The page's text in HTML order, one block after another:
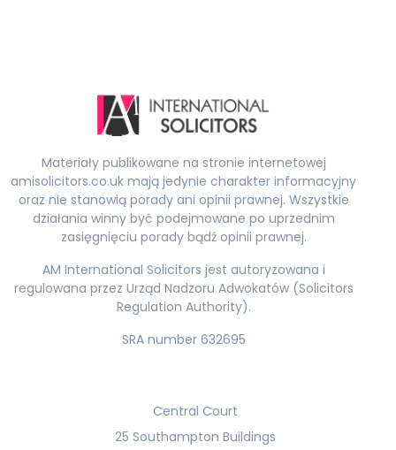
Materiały publikowane na stronie internetowej
amisolicitors.co.uk mają jedynie charakter informacyjny
oraz nie stanowią porady ani opinii prawnej. Wszystkie
działania winny być podejmowane po uprzednim
zasięgnięciu porady bądź opinii prawnej.
AM International Solicitors jest autoryzowana i
regulowana przez Urząd Nadzoru Adwokatów (Solicitors
Regulation Authority).
SRA number 632695
Central Court
25 Southampton Buildings